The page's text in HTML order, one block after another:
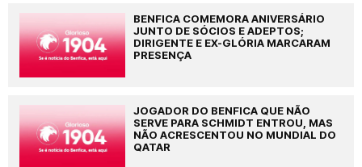
BENFICA COMEMORA ANIVERSÁRIO
JUNTO DE SÓCIOS E ADEPTOS;
DIRIGENTE E EX-GLÓRIA MARCARAM
PRESENÇA
JOGADOR DO BENFICA QUE NÃO
SERVE PARA SCHMIDT ENTROU, MAS
NÃO ACRESCENTOU NO MUNDIAL DO
QATAR